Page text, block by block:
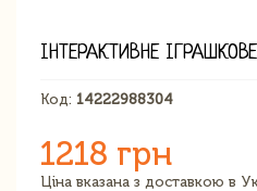
ІНТЕРАКТИВНЕ
Код: 14222988304
1218 грн
Ціна вказана з доставкою в